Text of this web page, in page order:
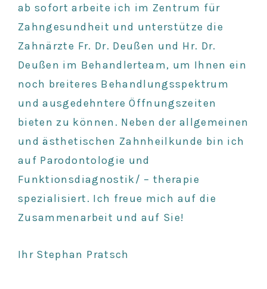
ab sofort arbeite ich im Zentrum für
Zahngesundheit und unterstütze die
Zahnärzte Fr. Dr. Deußen und Hr. Dr.
Deußen im Behandlerteam, um Ihnen ein
noch breiteres Behandlungsspektrum
und ausgedehntere Öffnungszeiten
bieten zu können. Neben der allgemeinen
und ästhetischen Zahnheilkunde bin ich
auf Parodontologie und
Funktionsdiagnostik/ – therapie
spezialisiert. Ich freue mich auf die
Zusammenarbeit und auf Sie!
Ihr Stephan Pratsch